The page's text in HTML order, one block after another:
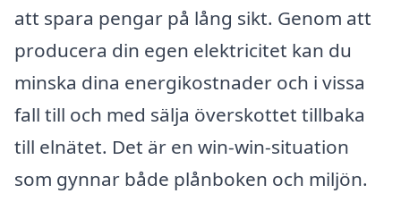
att spara pengar på lång sikt. Genom att
producera din egen elektricitet kan du
minska dina energikostnader och i vissa
fall till och med sälja överskottet tillbaka
till elnätet. Det är en win-win-situation
som gynnar både plånboken och miljön.